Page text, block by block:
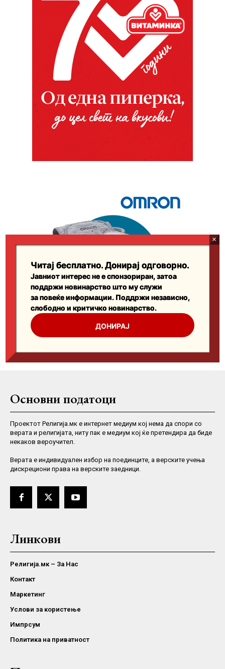
Основни податоци
Проектот Религија.мк е интернет медиум кој нема да спори со
верата и религијата, ниту пак е медиум кој ќе претендира да биде
некаков вероучител.
Верaта е индивидуален избор на поединците, а верските учења
дискрециони права на верските заедници.
Линкови
Религија.мк – За Нас
Контакт
Маркетинг
Услови за користење
Импрсум
Политика на приватност